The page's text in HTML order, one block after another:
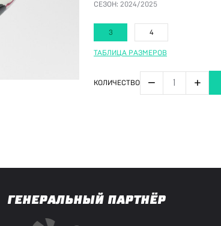
СЕЗОН: 2024/2025
3 4
ТАБЛИЦА РАЗМЕРОВ
КОЛИЧЕСТВО − +
ГЕНЕРАЛЬНЫЙ ПАРТНЁР